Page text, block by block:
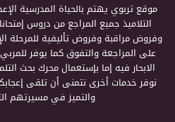
موقع تربوي يهتم بالحياة المدرسية
التلاميذ جميع المراجع من دروس
وفروض مراقبة وفروض تأليفية للمرحلة
على المراجعة والتفوق كما يوفر
الابحار فيه إما بإستعمال محرك بحث
نوفر خدمات أخرى نتمنى أن تلقى
والتميز في مسيرتهم